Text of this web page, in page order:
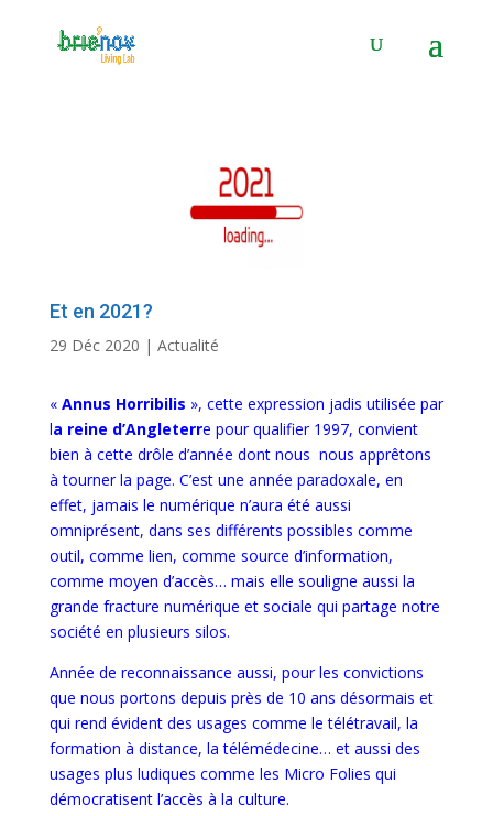
Et en 2021?
29 Déc 2020 | Actualité
« Annus Horribilis », cette expression jadis utilisée par
la reine d’Angleterre pour qualifier 1997, convient
bien à cette drôle d’année dont nous nous apprêtons
à tourner la page. C’est une année paradoxale, en
effet, jamais le numérique n’aura été aussi
omniprésent, dans ses différents possibles comme
outil, comme lien, comme source d’information,
comme moyen d’accès… mais elle souligne aussi la
grande fracture numérique et sociale qui partage notre
société en plusieurs silos.
Année de reconnaissance aussi, pour les convictions
que nous portons depuis près de 10 ans désormais et
qui rend évident des usages comme le télétravail, la
formation à distance, la télémédecine… et aussi des
usages plus ludiques comme les Micro Folies qui
démocratisent l’accès à la culture.